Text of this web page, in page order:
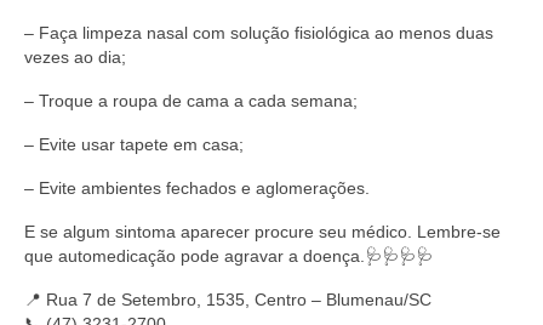
– Faça limpeza nasal com solução fisiológica ao menos duas
vezes ao dia;
– Troque a roupa de cama a cada semana;
– Evite usar tapete em casa;
– Evite ambientes fechados e aglomerações.
E se algum sintoma aparecer procure seu médico. Lembre-se
que automedicação pode agravar a doença.🩺🩺🩺🩺
📍 Rua 7 de Setembro, 1535, Centro – Blumenau/SC